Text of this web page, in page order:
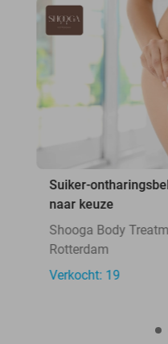
Suiker-
naar keuze
Shooga Body
Rotterdam
Verkocht: 19